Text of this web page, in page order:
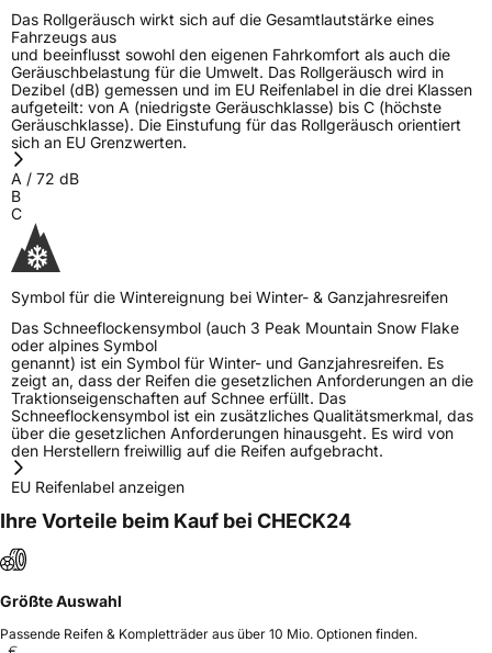
Das Rollgeräusch wirkt sich auf die Gesamtlautstärke eines
Fahrzeugs aus
und beeinflusst sowohl den eigenen Fahrkomfort als auch die
Geräuschbelastung für die Umwelt. Das Rollgeräusch wird in
Dezibel (dB) gemessen und im EU Reifenlabel in die drei Klassen
aufgeteilt: von A (niedrigste Geräuschklasse) bis C (höchste
Geräuschklasse). Die Einstufung für das Rollgeräusch orientiert
sich an EU Grenzwerten.
A / 72 dB
B
C
Symbol für die Wintereignung bei Winter- & Ganzjahresreifen
Das Schneeflockensymbol (auch 3 Peak Mountain Snow Flake
oder alpines Symbol
genannt) ist ein Symbol für Winter- und Ganzjahresreifen. Es
zeigt an, dass der Reifen die gesetzlichen Anforderungen an die
Traktionseigenschaften auf Schnee erfüllt. Das
Schneeflockensymbol ist ein zusätzliches Qualitätsmerkmal, das
über die gesetzlichen Anforderungen hinausgeht. Es wird von
den Herstellern freiwillig auf die Reifen aufgebracht.
EU Reifenlabel anzeigen
Ihre Vorteile beim Kauf bei CHECK24
Größte Auswahl
Passende Reifen & Kompletträder aus über 10 Mio. Optionen finden.